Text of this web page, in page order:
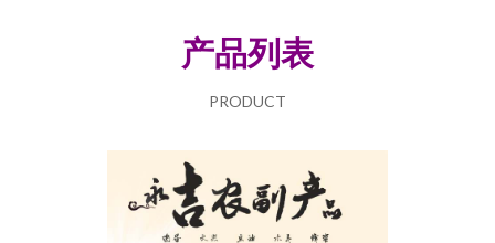
产品列表
PRODUCT